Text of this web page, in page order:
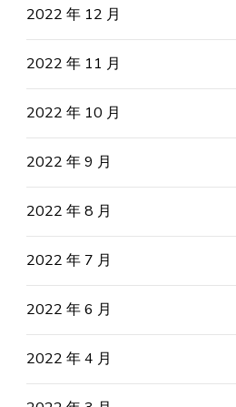
2022 年 12 月
2022 年 11 月
2022 年 10 月
2022 年 9 月
2022 年 8 月
2022 年 7 月
2022 年 6 月
2022 年 4 月